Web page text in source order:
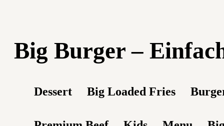
Big Burger –
Dessert Big Loaded Fries